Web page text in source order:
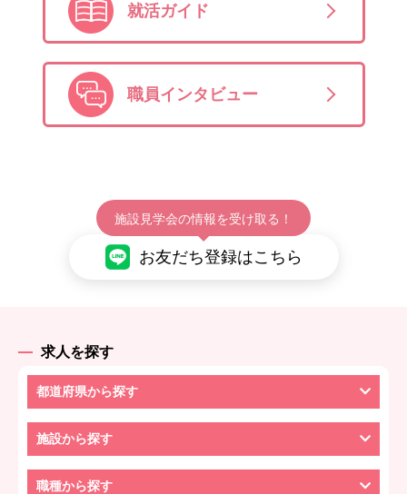
就活ガイド
職員インタビュー
施設見学会の情報を受け取る！
お友だち登録はこちら
求人を探す
都道府県から探す
施設から探す
職種から探す